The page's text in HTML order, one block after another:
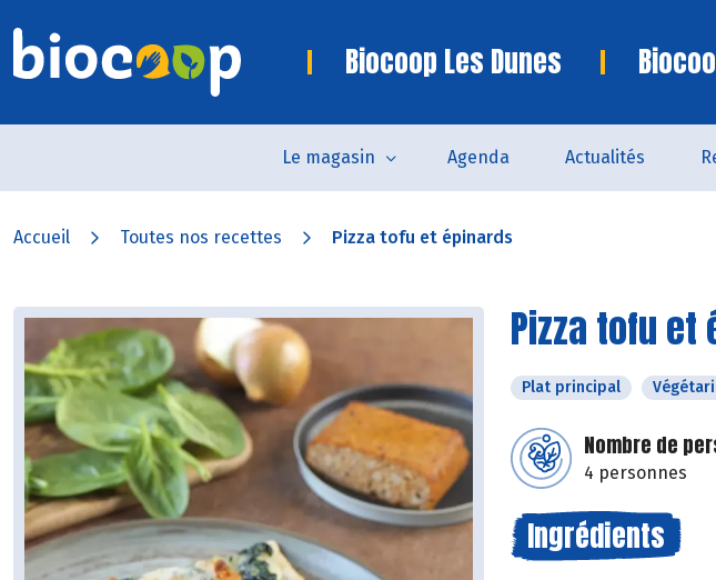
Biocoop Les Dunes
Le magasin Agenda Actualités
Accueil Toutes nos recettes Pizza tofu et épinards
Pizza tofu et
Plat principal
Nombre de
4 personnes
Ingrédients